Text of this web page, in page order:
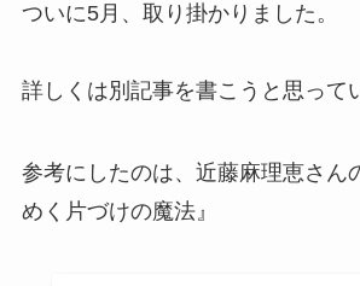
ついに5月、取り掛かりました。
詳しくは別記事を書こうと思って
参考にしたのは、近藤麻理恵さん
めく片づけの魔法』